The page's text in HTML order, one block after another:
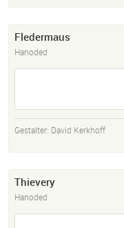
Fledermaus
Hanoded
Gestalter: David Kerkhoff
Thievery
Hanoded